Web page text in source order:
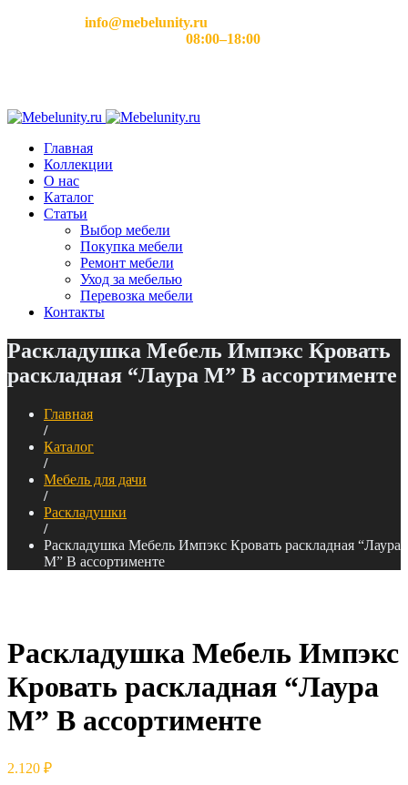
info@mebelunity.ru
08:00–18:00
Главная
Коллекции
О нас
Каталог
Статьи
Выбор мебели
Покупка мебели
Ремонт мебели
Уход за мебелью
Перевозка мебели
Контакты
Раскладушка Мебель Импэкс Кровать
раскладная “Лаура М” В ассортименте
Главная
/
Каталог
/
Мебель для дачи
/
Раскладушки
/
Раскладушка Мебель Импэкс Кровать раскладная “Лаура
М” В ассортименте
Раскладушка Мебель Импэкс
Кровать раскладная “Лаура
М” В ассортименте
2.120 ₽